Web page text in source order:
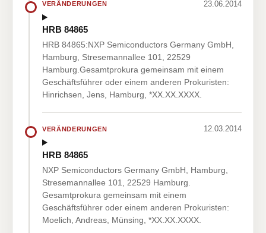
VERÄNDERUNGEN 23.06.2014
HRB 84865
HRB 84865:NXP Semiconductors Germany GmbH,
Hamburg, Stresemannallee 101, 22529
Hamburg.Gesamtprokura gemeinsam mit einem
Geschäftsführer oder einem anderen Prokuristen:
Hinrichsen, Jens, Hamburg, *XX.XX.XXXX.
VERÄNDERUNGEN 12.03.2014
HRB 84865
NXP Semiconductors Germany GmbH, Hamburg,
Stresemannallee 101, 22529 Hamburg.
Gesamtprokura gemeinsam mit einem
Geschäftsführer oder einem anderen Prokuristen:
Moelich, Andreas, Münsing, *XX.XX.XXXX.